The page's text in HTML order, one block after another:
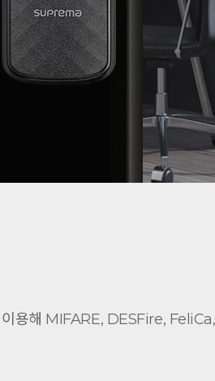
용해 MIFARE, DESFire,